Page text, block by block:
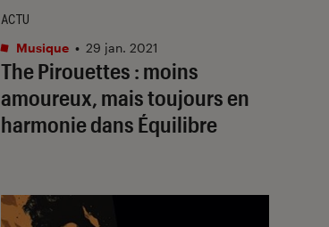
The Pirouettes : moins
amoureux, mais toujours en
harmonie dans Équilibre
ACTU
Musique • 29 jan. 2021